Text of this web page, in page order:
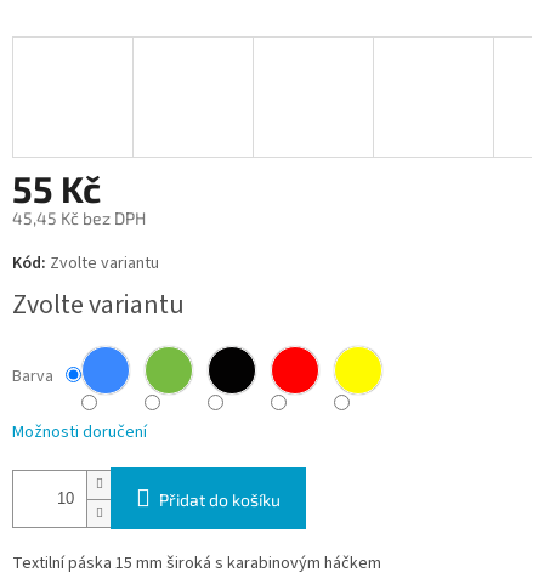
55 Kč
45,45 Kč bez DPH
Měrná
cena:
Kód: Zvolte variantu
Zvolte variantu
Barva
Možnosti doručení
Přidat do košíku
Textilní páska 15 mm široká s karabinovým háčkem